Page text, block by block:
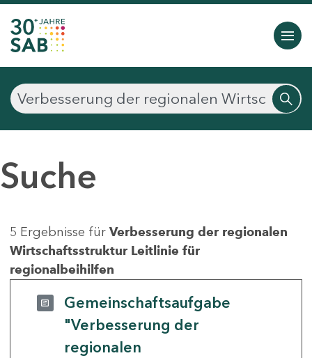
Suche
5 Ergebnisse für Verbesserung der regionalen
Wirtschaftsstruktur Leitlinie für
regionalbeihilfen
Gemeinschaftsaufgabe
"Verbesserung der
regionalen